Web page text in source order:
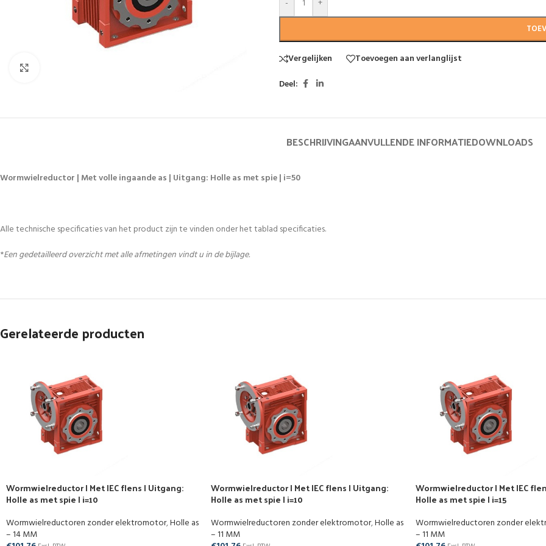
- +
Vergelijken
Toevoegen aan verlanglijst
Deel:
BESCHRIJVINGAANVULLENDE INFORMATIEDOWNLOADS
Wormwielreductor | Met volle ingaande as | Uitgang: Holle as met spie | i=50
Alle technische specificaties van het product zijn te vinden onder het tablad specificaties.
*Een gedetailleerd overzicht met alle afmetingen vindt u in de bijlage.
Gerelateerde producten
Wormwielreductor | Met IEC flens | Uitgang:
Holle as met spie | i=10
Wormwielreductoren zonder elektromotor,Holle as
– 14 MM
Wormwielreductor | Met IEC flens | Uitgang:
Holle as met spie | i=10
Wormwielreductoren zonder elektromotor,Holle as
– 11 MM
Wormwielreductor | Met IEC
Holle as met spie | i=15
Wormwielreductoren zonder
– 11 MM